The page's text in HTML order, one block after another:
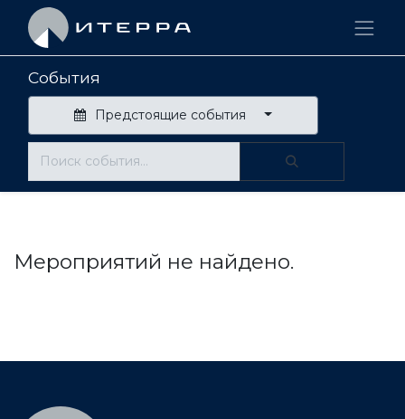
События
Предстоящие события
Мероприятий не найдено.